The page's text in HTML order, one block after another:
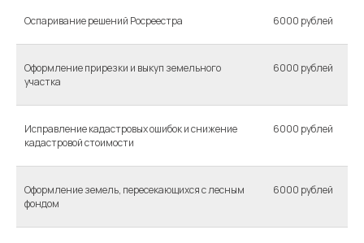
Оспаривание решений Росреестра 6000 рублей
Оформление прирезки и выкуп земельного
участка
6000 рублей
Исправление кадастровых ошибок и снижение
кадастровой стоимости
6000 рублей
Оформление земель, пересекающихся с лесным
фондом
6000 рублей